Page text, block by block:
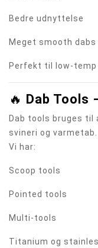
Bedre udnyttelse
Meget smooth dabs
Perfekt til low-temp
🔥 Dab Tools
Dab tools bruges
svineri og varmetab.
Vi har:
Scoop tools
Pointed tools
Multi-tools
Titanium og